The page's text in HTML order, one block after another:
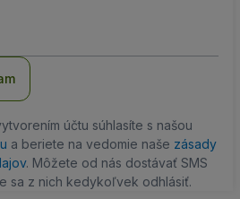
účtu súhlasíte s našou
a beriete na vedomie naše zásady
. Môžete od nás dostávať SMS
sa z nich kedykoľvek odhlásiť.